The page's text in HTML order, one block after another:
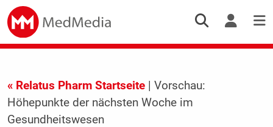
« Relatus Pharm Startseite| Vorschau:
Höhepunkte der nächsten Woche im
Gesundheitswesen